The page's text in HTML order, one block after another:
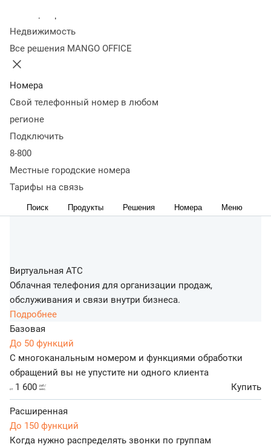
Недвижимость
Все решения MANGO OFFICE
Номера
Свой телефонный номер в любом
регионе
Подключить
8-800
Местные городские номера
Тарифы на связь
Поиск Продукты Решения Номера Меню
Виртуальная АТС
Облачная телефония для организации продаж,
обслуживания и связи внутри бизнеса.
Подробнее
Базовая
До 50 функций
С многоканальным номером и функциями обработки
обращений вы не упустите ни одного клиента
от1 600
руб./
мес.
Купить
Расширенная
До 150 функций
Когда нужно распределять звонки по группам